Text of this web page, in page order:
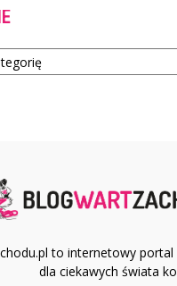
to internetowy portal
dla ciekawych świata